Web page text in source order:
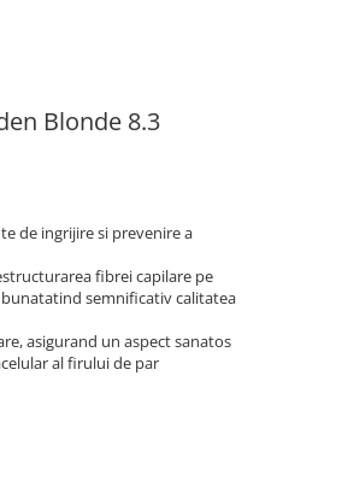
Blonde 8.3
de ingrijire si prevenire a
fibrei capilare pe
semnificativ calitatea
asigurand un aspect sanatos
al firului de par